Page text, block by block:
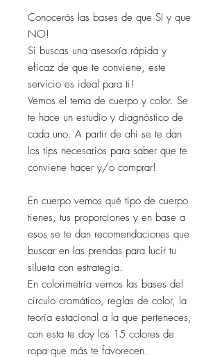
Conocerás las bases de que SI y que
NO!
Si buscas una asesoría rápida y
eficaz de que te conviene, este
servicio es ideal para ti!
Vemos el tema de cuerpo y color. Se
te hace un estudio y diagnóstico de
cada uno. A partir de ahí se te dan
los tips necesarios para saber que te
conviene hacer y/o comprar!
En cuerpo vemos qué tipo de cuerpo
tienes, tus proporciones y en base a
esos se te dan recomendaciones que
buscar en las prendas para lucir tu
silueta con estrategia.
En colorimetría vemos las bases del
circulo cromático, reglas de color, la
teoría estacional a la que perteneces,
con esta te doy los 15 colores de
ropa que más te favorecen.